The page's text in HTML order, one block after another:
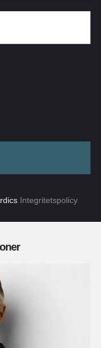
Integritetspolicy